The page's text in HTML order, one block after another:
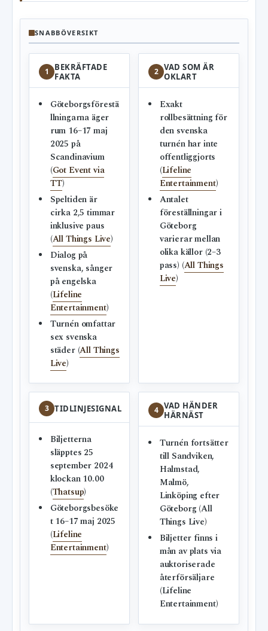
SNABBÖVERSIKT
1
BEKRÄFTADE
FAKTA
Göteborgsförestä
llningarna äger
rum 16–17 maj
2025 på
Scandinavium
(Got Event via
TT)
Speltiden är
cirka 2,5 timmar
inklusive paus
(All Things Live)
Dialog på
svenska, sånger
på engelska
(Lifeline
Entertainment)
Turnén omfattar
sex svenska
städer (All Things
Live)
2 VAD SOM ÄR
OKLART
Exakt
rollbesättning för
den svenska
turnén har inte
offentliggjorts
(Lifeline
Entertainment)
Antalet
föreställningar i
Göteborg
varierar mellan
olika källor (2–3
pass) (All Things
Live)
3 TIDLINJESIGNAL
Biljetterna
släpptes 25
september 2024
klockan 10.00
(Thatsup)
Göteborgsbesöke
t 16–17 maj 2025
(Lifeline
Entertainment)
4 VAD HÄNDER
HÄRNÄST
Turnén fortsätter
till Sandviken,
Halmstad,
Malmö,
Linköping efter
Göteborg (All
Things Live)
Biljetter finns i
mån av plats via
auktoriserade
återförsäljare
(Lifeline
Entertainment)